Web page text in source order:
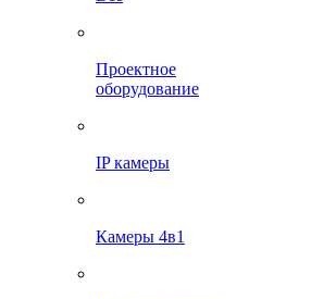
Проектное
оборудование
IP камеры
Камеры 4в1